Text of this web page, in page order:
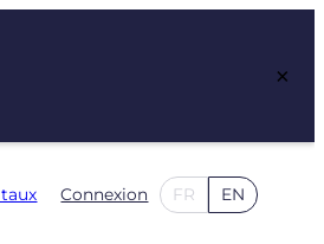
×
Connexion FR EN